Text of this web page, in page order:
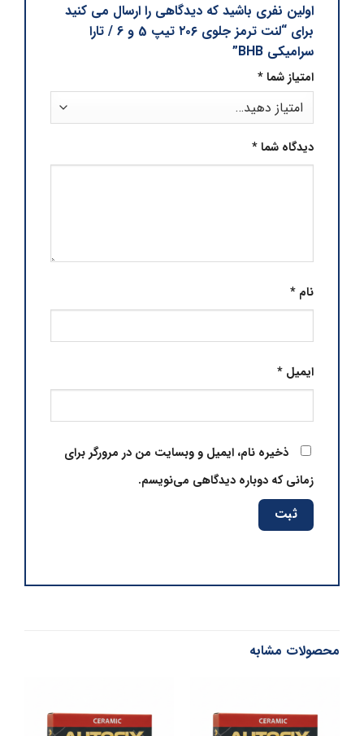
اولین نفری باشید که دیدگاهی را ارسال می کنید
برای “لنت ترمز جلوی ۲۰۶ تیپ 5 و 6 / تارا
سرامیکی BHB”
امتیاز شما*
دیدگاه شما*
نام*
ایمیل*
ذخیره نام، ایمیل و وبسایت من در مرورگر برای
زمانی که دوباره دیدگاهی می‌نویسم.
محصولات مشابه